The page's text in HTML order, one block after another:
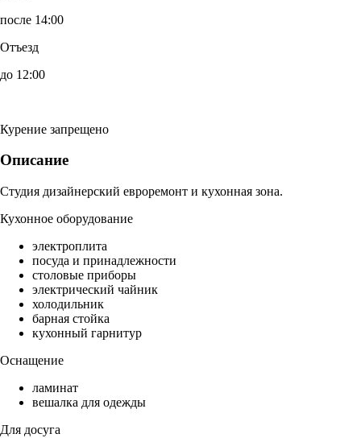
после 14:00
Отъезд
до 12:00
Курение запрещено
Описание
Студия дизайнерский евроремонт и кухонная зона.
Кухонное оборудование
электроплита
посуда и принадлежности
столовые приборы
электрический чайник
холодильник
барная стойка
кухонный гарнитур
Оснащение
ламинат
вешалка для одежды
Для досуга